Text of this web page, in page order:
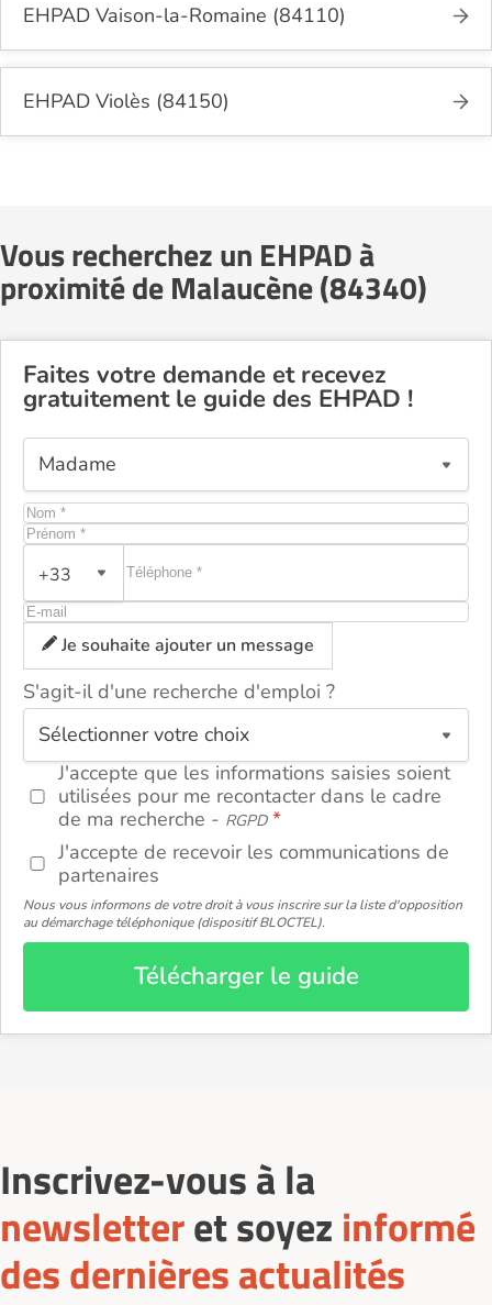
EHPAD Vaison-la-Romaine (84110)
EHPAD Violès (84150)
Vous recherchez un EHPAD à
proximité de Malaucène (84340)
Faites votre demande et recevez
gratuitement le guide des EHPAD !
+33
Je souhaite ajouter un message
S'agit-il d'une recherche d'emploi ?
J'accepte que les informations saisies soient
utilisées pour me recontacter dans le cadre
de ma recherche - RGPD
J'accepte de recevoir les communications de
partenaires
Nous vous informons de votre droit à vous inscrire sur la liste d'opposition
au démarchage téléphonique (dispositif BLOCTEL).
Télécharger le guide
ou
Inscrivez-vous à la
newsletteret soyez informé
des dernières actualités